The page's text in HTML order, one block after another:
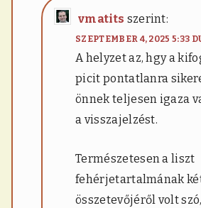
vmatits szerint:
SZEPTEMBER 4, 2025 5:33
A helyzet az, hgy a
picit pontatlanra
önnek teljesen igaza
a visszajelzést.
Természetesen a liszt
fehérjetartalmának
összetevőjéről volt